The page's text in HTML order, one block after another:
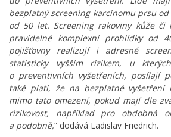
bezplatný screening karcinomu prsu
od 50 let. Screening rakoviny kůže či
pravidelné komplexní prohlídky od
pojišťovny realizují i adresné
statisticky vyšším rizikem, u
o preventivních vyšetřeních, posílají
také platí, že na bezplatné
mimo tato omezení, pokud mají dle
rizikovost, například pro obdobná
a podobně,“ dodává Ladislav Friedrich.